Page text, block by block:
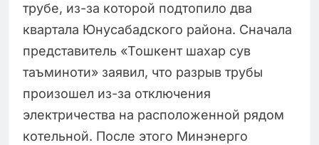
трубе, из-за которой подтопило два
квартала Юнусабадского района. Сначала
представитель «Тошкент шахар сув
таъминоти» заявил, что разрыв трубы
произошел из-за отключения
электричества на расположенной рядом
котельной. После этого Минэнерго